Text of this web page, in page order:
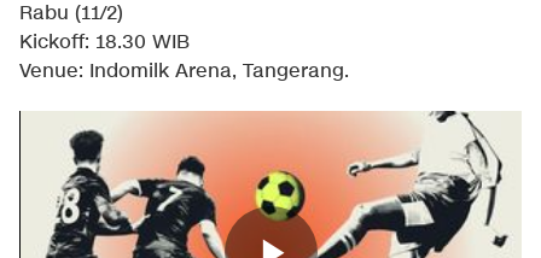
Rabu (11/2)
Kickoff: 18.30 WIB
Venue: Indomilk Arena, Tangerang.